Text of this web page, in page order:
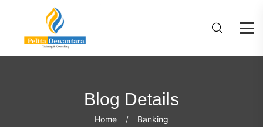
Blog Details
Home
Banking